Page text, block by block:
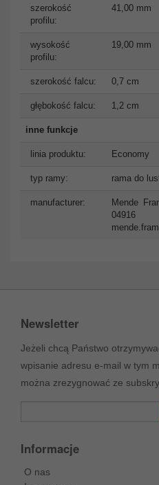
szerokość
profilu:
41,00 mm
wysokość
profilu:
19,00 mm
szerokość falcu: 0,7 cm
głębokość falcu: 1,2 cm
inne funkcje
linia produktu: Economy
typ ramy: rama do
manufacturer:
Mende
Newsletter
Jeżeli chcą Państwo
wpisanie adresu e-mail w tym
można zrezygnować ze
Informacje
O nas